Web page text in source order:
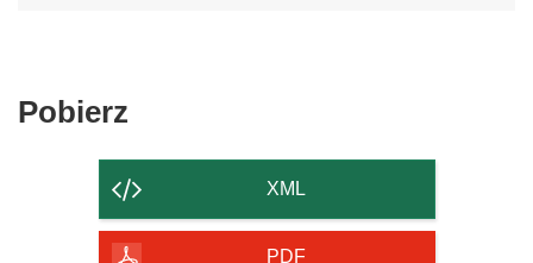
Pobierz
strony
XML
PDF